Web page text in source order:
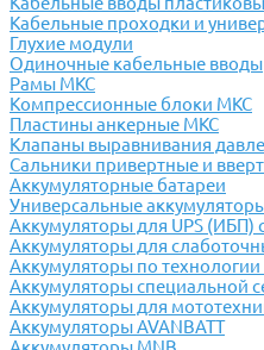
Кабельные проходки и
Глухие модули
Одиночные кабельные вводы
Рамы МКС
Компрессионные блоки МКС
Пластины анкерные МКС
Клапаны выравнивания
Сальники привертные и
Аккумуляторные батареи
Универсальные
Аккумуляторы для UPS (ИБП)
Аккумуляторы для
Аккумуляторы по технологии
Аккумуляторы специальной
Аккумуляторы для
Аккумуляторы AVANBATT